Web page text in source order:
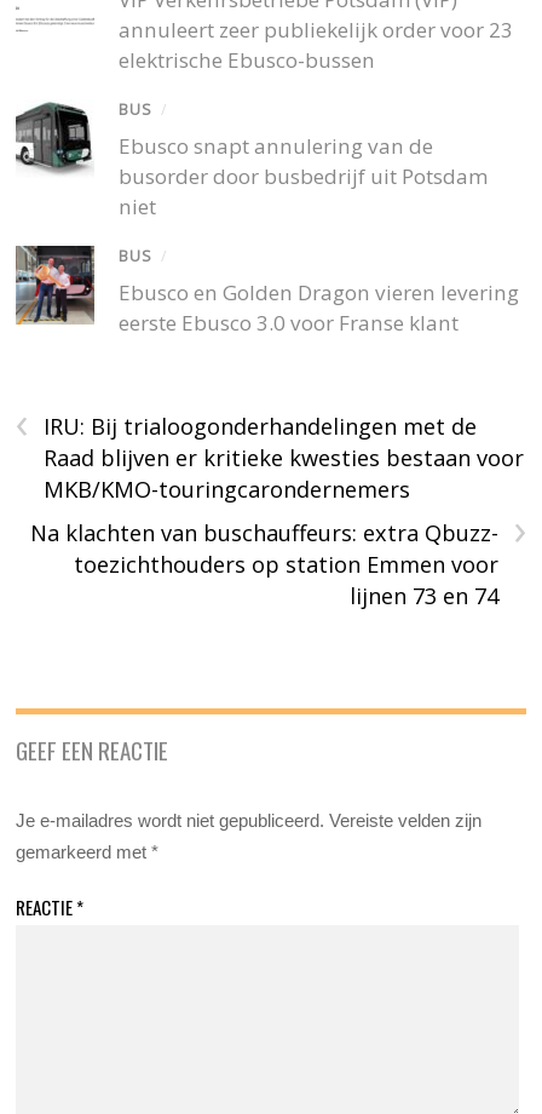
annuleert zeer publiekelijk order voor 23
elektrische Ebusco-bussen
BUS /
Ebusco snapt annulering van de
busorder door busbedrijf uit Potsdam
niet
BUS /
Ebusco en Golden Dragon vieren levering
eerste Ebusco 3.0 voor Franse klant
‹
IRU: Bij trialoogonderhandelingen met de
Raad blijven er kritieke kwesties bestaan voor
MKB/KMO-touringcarondernemers
›
Na klachten van buschauffeurs: extra Qbuzz-
toezichthouders op station Emmen voor
lijnen 73 en 74
GEEF EEN REACTIE
Je e-mailadres wordt niet gepubliceerd. Vereiste velden zijn
gemarkeerd met*
REACTIE*